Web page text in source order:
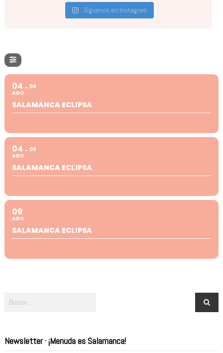
Síguenos en Instagram
04
AGO
08
SALAMANCA ECLIPSA
04
AGO
08
SALAMANCA ECLIPSA
09
AGO
SALAMANCA ECLIPSA
Newsletter · ¡Menuda es Salamanca!